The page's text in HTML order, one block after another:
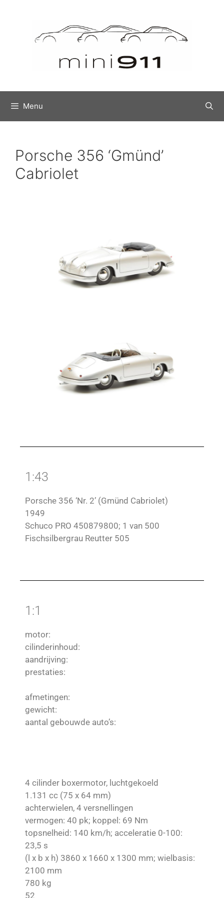
Menu
Porsche 356 ‘Gmünd’
Cabriolet
1:43
Porsche 356 ‘Nr. 2’ (Gmünd Cabriolet)
1949
Schuco PRO 450879800; 1 van 500
Fischsilbergrau Reutter 505
1:1
motor:
cilinderinhoud:
aandrijving:
prestaties:
afmetingen:
gewicht:
aantal gebouwde auto’s:
4 cilinder boxermotor, luchtgekoeld
1.131 cc (75 x 64 mm)
achterwielen, 4 versnellingen
vermogen: 40 pk; koppel: 69 Nm
topsnelheid: 140 km/h; acceleratie 0-100:
23,5 s
(l x b x h) 3860 x 1660 x 1300 mm; wielbasis:
2100 mm
780 kg
52